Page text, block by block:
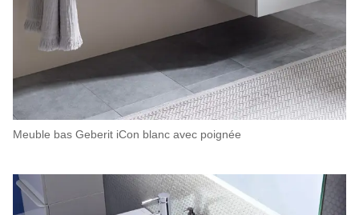
Meuble bas Geberit iCon blanc avec poignée